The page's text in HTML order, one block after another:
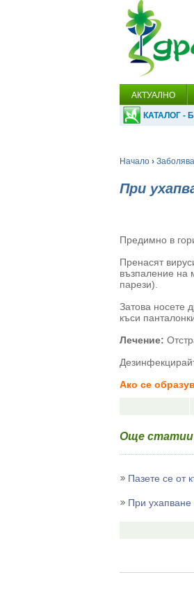
АКТУАЛНО
КАТАЛОГ -
Начало ›
При
Предимно в
Пренасят
възпаление на
парези).
Затова носете
къси
Лечение:
Ако се
Още статии
Пазете се от
При ухапване